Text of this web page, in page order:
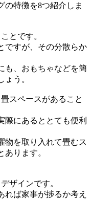
の特徴を8つ紹介しま
とです。
ですが、その分散らか
も、おもちゃなどを簡
う。
スペースがあること
際にあるととても便利
物を取り入れて畳むス
ります。
ザインです。
れば家事が捗るか考え